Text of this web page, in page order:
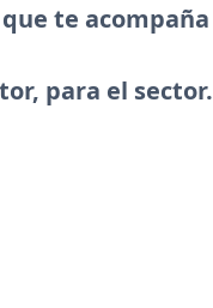
te acompaña
para el sector.